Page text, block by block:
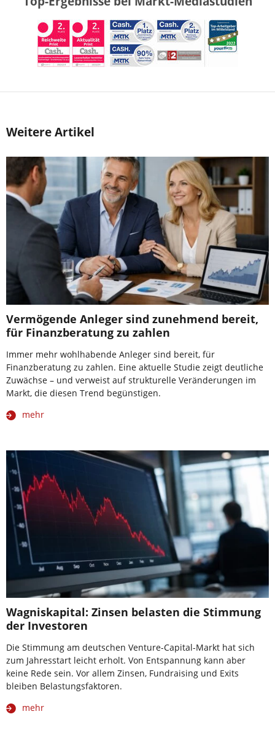
Weitere Artikel
Vermögende Anleger sind zunehmend bereit,
für Finanzberatung zu zahlen
Immer mehr wohlhabende Anleger sind bereit, für
Finanzberatung zu zahlen. Eine aktuelle Studie zeigt deutliche
Zuwächse – und verweist auf strukturelle Veränderungen im
Markt, die diesen Trend begünstigen.
mehr
Wagniskapital: Zinsen belasten die Stimmung
der Investoren
Die Stimmung am deutschen Venture-Capital-Markt hat sich
zum Jahresstart leicht erholt. Von Entspannung kann aber
keine Rede sein. Vor allem Zinsen, Fundraising und Exits
bleiben Belastungsfaktoren.
mehr